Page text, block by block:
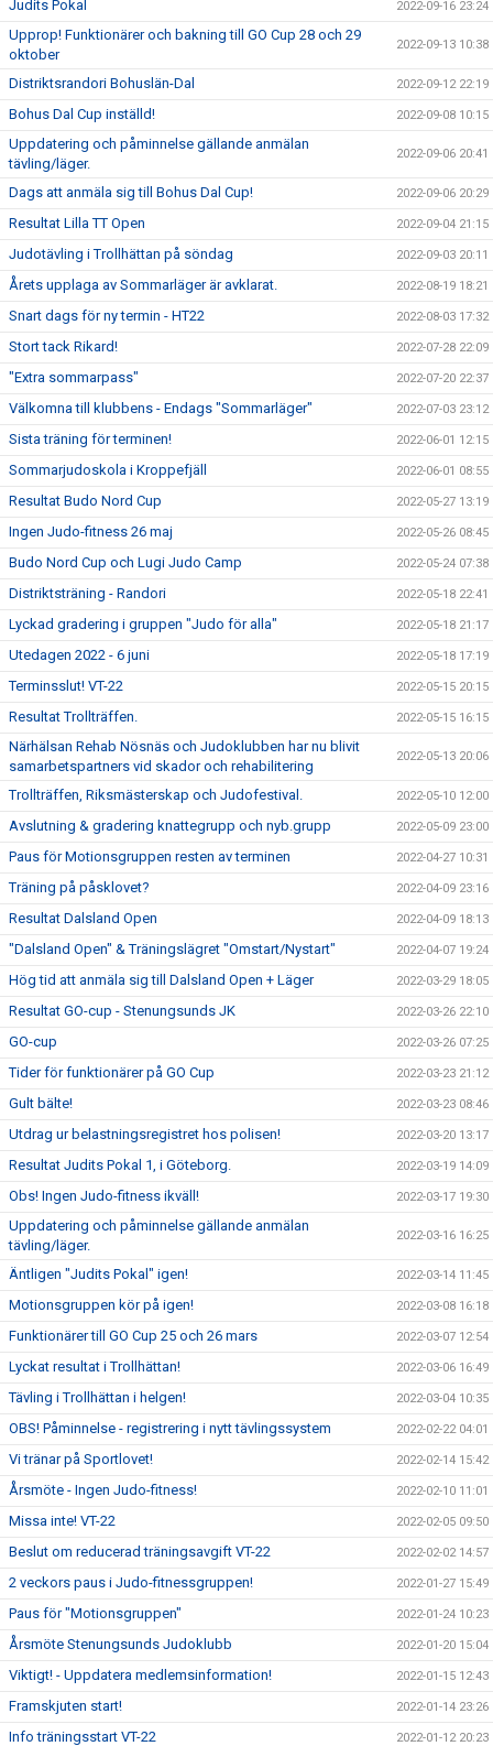
Judits Pokal 2022-09-16 23:24
Upprop! Funktionärer och bakning till GO Cup 28 och 29
oktober
2022-09-13 10:38
Distriktsrandori Bohuslän-Dal 2022-09-12 22:19
Bohus Dal Cup inställd! 2022-09-08 10:15
Uppdatering och påminnelse gällande anmälan
tävling/läger.
2022-09-06 20:41
Dags att anmäla sig till Bohus Dal Cup! 2022-09-06 20:29
Resultat Lilla TT Open 2022-09-04 21:15
Judotävling i Trollhättan på söndag 2022-09-03 20:11
Årets upplaga av Sommarläger är avklarat. 2022-08-19 18:21
Snart dags för ny termin - HT22 2022-08-03 17:32
Stort tack Rikard! 2022-07-28 22:09
"Extra sommarpass" 2022-07-20 22:37
Välkomna till klubbens - Endags "Sommarläger" 2022-07-03 23:12
Sista träning för terminen! 2022-06-01 12:15
Sommarjudoskola i Kroppefjäll 2022-06-01 08:55
Resultat Budo Nord Cup 2022-05-27 13:19
Ingen Judo-fitness 26 maj 2022-05-26 08:45
Budo Nord Cup och Lugi Judo Camp 2022-05-24 07:38
Distriktsträning - Randori 2022-05-18 22:41
Lyckad gradering i gruppen "Judo för alla" 2022-05-18 21:17
Utedagen 2022 - 6 juni 2022-05-18 17:19
Terminsslut! VT-22 2022-05-15 20:15
Resultat Trollträffen. 2022-05-15 16:15
Närhälsan Rehab Nösnäs och Judoklubben har nu blivit
samarbetspartners vid skador och rehabilitering
2022-05-13 20:06
Trollträffen, Riksmästerskap och Judofestival. 2022-05-10 12:00
Avslutning & gradering knattegrupp och nyb.grupp 2022-05-09 23:00
Paus för Motionsgruppen resten av terminen 2022-04-27 10:31
Träning på påsklovet? 2022-04-09 23:16
Resultat Dalsland Open 2022-04-09 18:13
"Dalsland Open" & Träningslägret "Omstart/Nystart" 2022-04-07 19:24
Hög tid att anmäla sig till Dalsland Open + Läger 2022-03-29 18:05
Resultat GO-cup - Stenungsunds JK 2022-03-26 22:10
GO-cup 2022-03-26 07:25
Tider för funktionärer på GO Cup 2022-03-23 21:12
Gult bälte! 2022-03-23 08:46
Utdrag ur belastningsregistret hos polisen! 2022-03-20 13:17
Resultat Judits Pokal 1, i Göteborg. 2022-03-19 14:09
Obs! Ingen Judo-fitness ikväll! 2022-03-17 19:30
Uppdatering och påminnelse gällande anmälan
tävling/läger.
2022-03-16 16:25
Äntligen "Judits Pokal" igen! 2022-03-14 11:45
Motionsgruppen kör på igen! 2022-03-08 16:18
Funktionärer till GO Cup 25 och 26 mars 2022-03-07 12:54
Lyckat resultat i Trollhättan! 2022-03-06 16:49
Tävling i Trollhättan i helgen! 2022-03-04 10:35
OBS! Påminnelse - registrering i nytt tävlingssystem 2022-02-22 04:01
Vi tränar på Sportlovet! 2022-02-14 15:42
Årsmöte - Ingen Judo-fitness! 2022-02-10 11:01
Missa inte! VT-22 2022-02-05 09:50
Beslut om reducerad träningsavgift VT-22 2022-02-02 14:57
2 veckors paus i Judo-fitnessgruppen! 2022-01-27 15:49
Paus för "Motionsgruppen" 2022-01-24 10:23
Årsmöte Stenungsunds Judoklubb 2022-01-20 15:04
Viktigt! - Uppdatera medlemsinformation! 2022-01-15 12:43
Framskjuten start! 2022-01-14 23:26
Info träningsstart VT-22 2022-01-12 20:23